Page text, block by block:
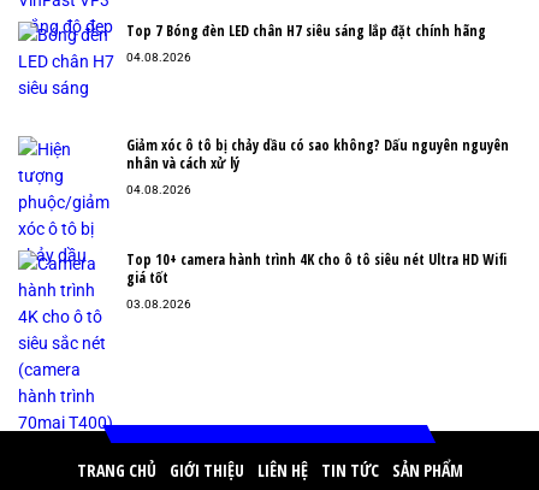
Top 7 Bóng đèn LED chân H7 siêu sáng lắp đặt chính hãng
04.08.2026
Giảm xóc ô tô bị chảy dầu có sao không? Dấu nguyên nguyên
nhân và cách xử lý
04.08.2026
Top 10+ camera hành trình 4K cho ô tô siêu nét Ultra HD Wifi
giá tốt
03.08.2026
TRANG CHỦ GIỚI THIỆU LIÊN HỆ TIN TỨC SẢN PHẨM